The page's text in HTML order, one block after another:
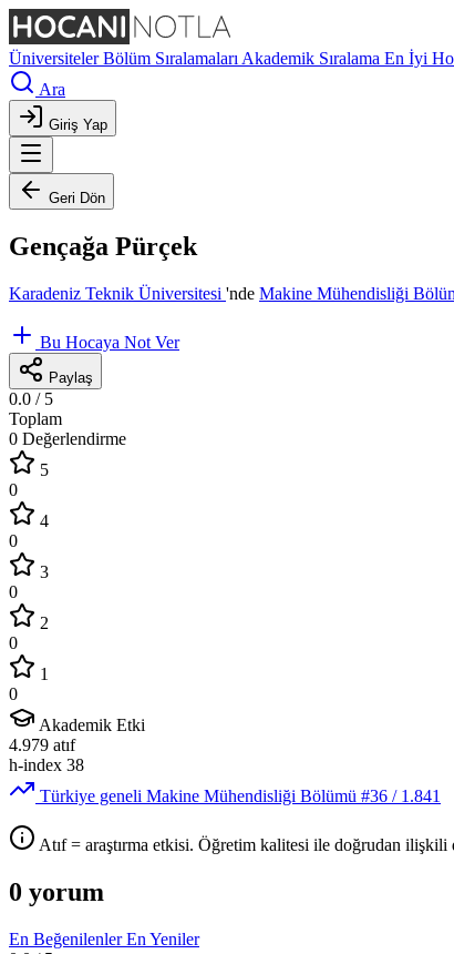
ÜniversitelerBölüm Sıralamaları Akademik Sıralama En İyi
Ara
Giriş Yap
Geri Dön
Gençağa Pürçek
Karadeniz Teknik Üniversitesi 'nde Makine Mühendisliği
Bu Hocaya Not Ver
Paylaş
0.0 / 5
Toplam
0 Değerlendirme
5
0
4
0
3
0
2
0
1
0
Akademik Etki
4.979 atıf
h-index 38
Türkiye geneli Makine Mühendisliği Bölümü #36 / 1.841
Atıf = araştırma etkisi. Öğretim kalitesi ile doğrudan ilişkili
0 yorum
En BeğenilenlerEn Yeniler